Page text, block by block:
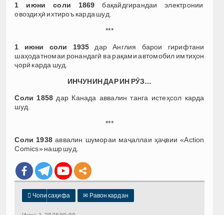
1 июни соли 1869 бақайдгирандаи электронии
овоздиҳӣ ихтироъ карда шуд.
***
1 июни соли 1935 дар Англия барои гирифтани
шаҳодатномаи ронандагӣ ва рақами автомобил имтиҳон
ҷорӣ карда шуд.
ИНЧУНИН ДАР ИН РӮЗ…
Соли 1858 дар Канада аввалин танга истеҳсол карда
шуд.
***
Соли 1938аввалин шумораи маҷаллаи ҳаҷвии «Action
Comics» нашр шуд.
 Чопи саҳифа ✉ Равон кардан